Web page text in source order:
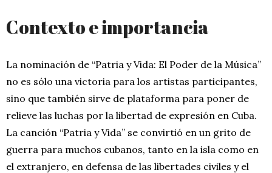
y
e
n
r
Contexto e importancia
La nominación de “Patria y Vida: El Poder de la Música”
no es sólo una victoria para los artistas participantes,
sino que también sirve de plataforma para poner de
relieve las luchas por la libertad de expresión en Cuba.
La canción “Patria y Vida” se convirtió en un grito de
guerra para muchos cubanos, tanto en la isla como en
el extranjero, en defensa de las libertades civiles y el